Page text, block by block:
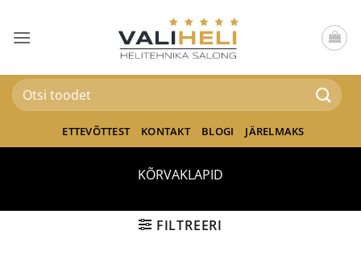
content
Otsi:
ETTEVÕTTEST KONTAKT BLOGI JÄRELMAKS
KÕRVAKLAPID
FILTREERI